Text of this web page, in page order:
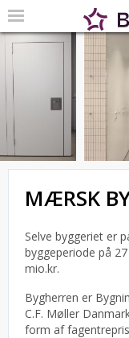
MÆRSK
Selve byggeriet er
byggeperiode på
mio.kr.
Bygherren er
C.F. Møller
form af